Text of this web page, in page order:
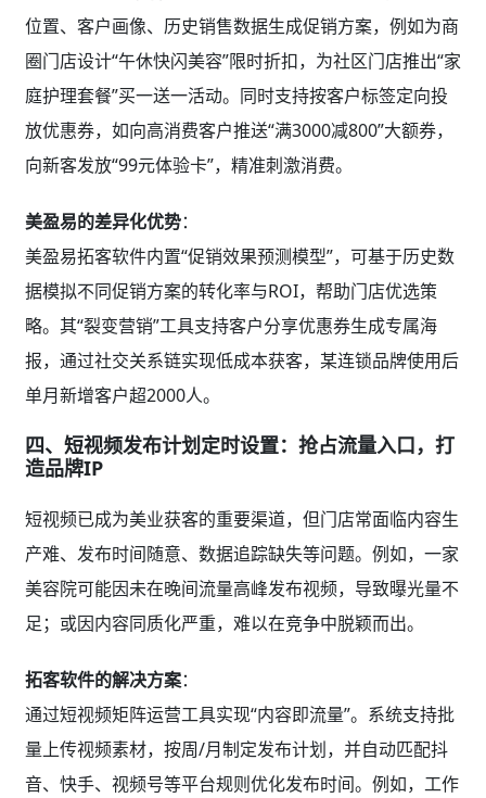
位置、客户画像、历史销售数据生成促销方案，例如为商
圈门店设计“午休快闪美容”限时折扣，为社区门店推出“家
庭护理套餐”买一送一活动。同时支持按客户标签定向投
放优惠券，如向高消费客户推送“满3000减800”大额券，
向新客发放“99元体验卡”，精准刺激消费。
美盈易的差异化优势：
美盈易拓客软件内置“促销效果预测模型”，可基于历史数
据模拟不同促销方案的转化率与ROI，帮助门店优选策
略。其“裂变营销”工具支持客户分享优惠券生成专属海
报，通过社交关系链实现低成本获客，某连锁品牌使用后
单月新增客户超2000人。
四、短视频发布计划定时设置：抢占流量入口，打
造品牌IP
短视频已成为美业获客的重要渠道，但门店常面临内容生
产难、发布时间随意、数据追踪缺失等问题。例如，一家
美容院可能因未在晚间流量高峰发布视频，导致曝光量不
足；或因内容同质化严重，难以在竞争中脱颖而出。
拓客软件的解决方案：
通过短视频矩阵运营工具实现“内容即流量”。系统支持批
量上传视频素材，按周/月制定发布计划，并自动匹配抖
音、快手、视频号等平台规则优化发布时间。例如，工作